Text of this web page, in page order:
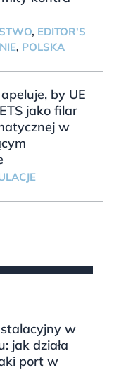
, EDITOR'S
, POLSKA
by UE
jako filar
w
w
jak działa
port w